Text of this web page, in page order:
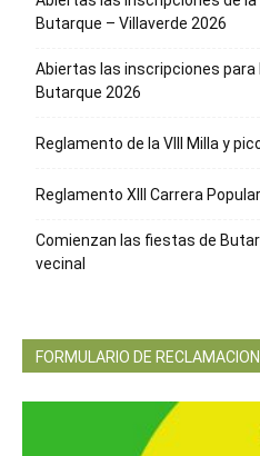
Butarque – Villaverde 2026
Abiertas las inscripciones para
Butarque 2026
Reglamento de la VIII Milla y
Reglamento XIII Carrera
Comienzan las fiestas de
vecinal
FORMULARIO DE